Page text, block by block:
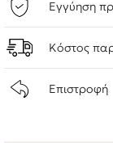
Εγγύηση
Κόστος
Επιστροφή